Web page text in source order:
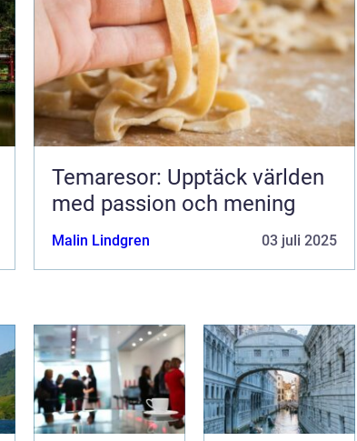
Temaresor: Upptäck världen
med passion och mening
Malin Lindgren 03 juli 2025